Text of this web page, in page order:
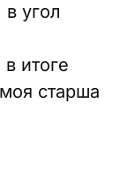
угол
итоге
старша